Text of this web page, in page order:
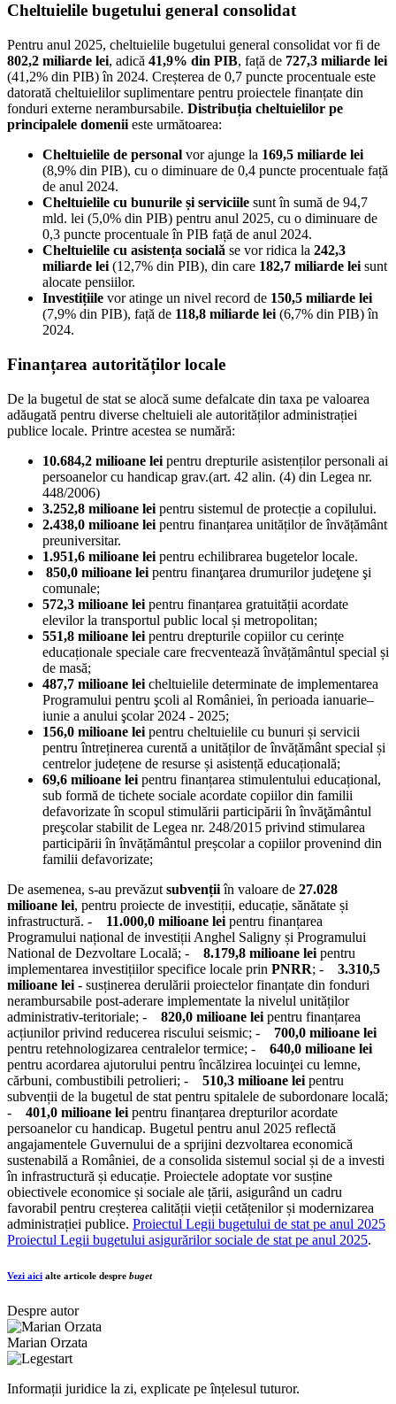
Cheltuielile bugetului general consolidat
Pentru anul 2025, cheltuielile bugetului general consolidat vor fi de
802,2 miliarde lei, adică 41,9% din PIB, față de 727,3 miliarde lei
(41,2% din PIB) în 2024. Creșterea de 0,7 puncte procentuale este
datorată cheltuielilor suplimentare pentru proiectele finanțate din
fonduri externe nerambursabile. Distribuția cheltuielilor pe
principalele domenii este următoarea:
Cheltuielile de personal vor ajunge la 169,5 miliarde lei
(8,9% din PIB), cu o diminuare de 0,4 puncte procentuale față
de anul 2024.
Cheltuielile cu bunurile și serviciile sunt în sumă de 94,7
mld. lei (5,0% din PIB) pentru anul 2025, cu o diminuare de
0,3 puncte procentuale în PIB față de anul 2024.
Cheltuielile cu asistența socială se vor ridica la 242,3
miliarde lei (12,7% din PIB), din care 182,7 miliarde lei sunt
alocate pensiilor.
Investițiile vor atinge un nivel record de 150,5 miliarde lei
(7,9% din PIB), față de 118,8 miliarde lei (6,7% din PIB) în
2024.
Finanțarea autorităților locale
De la bugetul de stat se alocă sume defalcate din taxa pe valoarea
adăugată pentru diverse cheltuieli ale autorităților administrației
publice locale. Printre acestea se numără:
10.684,2 milioane lei pentru drepturile asistenților personali ai
persoanelor cu handicap grav.(art. 42 alin. (4) din Legea nr.
448/2006)
3.252,8 milioane lei pentru sistemul de protecție a copilului.
2.438,0 milioane lei pentru finanțarea unităților de învățământ
preuniversitar.
1.951,6 milioane lei pentru echilibrarea bugetelor locale.
850,0 milioane lei pentru finanţarea drumurilor judeţene şi
comunale;
572,3 milioane lei pentru finanțarea gratuității acordate
elevilor la transportul public local și metropolitan;
551,8 milioane lei pentru drepturile copiilor cu cerințe
educaționale speciale care frecventează învățământul special și
de masă;
487,7 milioane lei cheltuielile determinate de implementarea
Programului pentru şcoli al României, în perioada ianuarie–
iunie a anului şcolar 2024 - 2025;
156,0 milioane lei pentru cheltuielile cu bunuri și servicii
pentru întreținerea curentă a unităților de învățământ special și
centrelor județene de resurse și asistență educațională;
69,6 milioane lei pentru finanțarea stimulentului educațional,
sub formă de tichete sociale acordate copiilor din familii
defavorizate în scopul stimulării participării în învăţământul
preşcolar stabilit de Legea nr. 248/2015 privind stimularea
participării în învățământul preșcolar a copiilor provenind din
familii defavorizate;
De asemenea, s-au prevăzut subvențiiîn valoare de 27.028
milioane lei, pentru proiecte de investiții, educație, sănătate și
infrastructură. - 11.000,0 milioane lei pentru finanțarea
Programului național de investiții Anghel Saligny și Programului
National de Dezvoltare Locală; - 8.179,8 milioane lei pentru
implementarea investițiilor specifice locale prin PNRR; -
3.310,5
milioane lei - susținerea derulării proiectelor finanțate din fonduri
nerambursabile post-aderare implementate la nivelul unităților
administrativ-teritoriale; - 820,0 milioane lei pentru finanțarea
acțiunilor privind reducerea riscului seismic; - 700,0 milioane lei
pentru retehnologizarea centralelor termice; - 640,0 milioane lei
pentru acordarea ajutorului pentru încălzirea locuinţei cu lemne,
cărbuni, combustibili petrolieri; - 510,3 milioane lei pentru
subvenții de la bugetul de stat pentru spitalele de subordonare locală;
- 401,0 milioane lei pentru finanțarea drepturilor acordate
persoanelor cu handicap. Bugetul pentru anul 2025 reflectă
angajamentele Guvernului de a sprijini dezvoltarea economică
sustenabilă a României, de a consolida sistemul social și de a investi
în infrastructură și educație. Proiectele adoptate vor susține
obiectivele economice și sociale ale țării, asigurând un cadru
favorabil pentru creșterea calității vieții cetățenilor și modernizarea
administrației publice. Proiectul Legii bugetului de stat pe anul 2025
Proiectul Legii bugetului asigurărilor sociale de stat pe anul 2025.
Vezi aici alte articole despre buget
Despre autor
Marian Orzata
Informații juridice la zi, explicate pe înțelesul tuturor.